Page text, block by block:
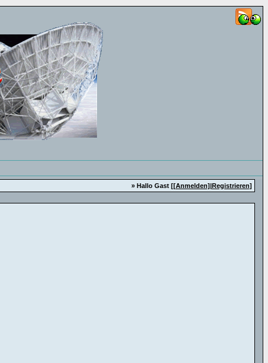
» Hallo Gast [[Anmelden]|Registrieren]